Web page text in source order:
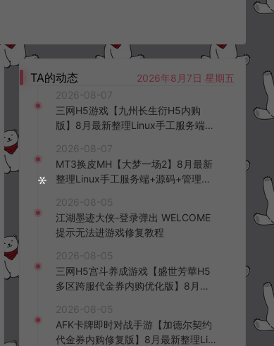
TA的动态
2026年8月7日 星期五
2026-08-07
三网H5游戏【九州长生衍H5内购
版】8月最新整理Linux手工服务端
客户端+详细搭建教程+视频教程
2026-08-07
MT3换皮MH【大梦一场2】8月最新
整理Linux手工服务端+源码+管理后
频教程
2026-08-05
江湖墨迹大侠-登录弹出 WELCOME
提示无法进游戏修复教程
2026-08-05
三网H5宫斗养成游戏【盛世芳華H5
多区跨服代金券内购优化版】8月最
台+全资源安卓+详细搭建教程+视频
教程
2026-08-05
AFK卡牌即时对战手游【加德尔契约
代金券内购修复版】8月最新整理Lin